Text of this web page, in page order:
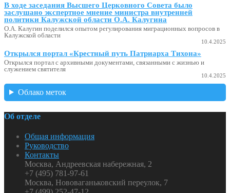
В ходе заседания Высшего Церковного Совета было
заслушано экспертное мнение министра внутренней
политики Калужской области О.А. Калугина
О.А. Калугин поделился опытом регулирования миграционных вопросов в
Калужской области
10.4.2025
Открылся портал «Крестный путь Патриарха Тихона»
Открылся портал с архивными документами, связанными с жизнью и
служением святителя
10.4.2025
Облако меток
Об отделе
Общая информация
Руководство
Контакты
Москва, Андреевская набережная, 2
+7 (495) 781-97-61
Москва, Нововаганьковский переулок, 7